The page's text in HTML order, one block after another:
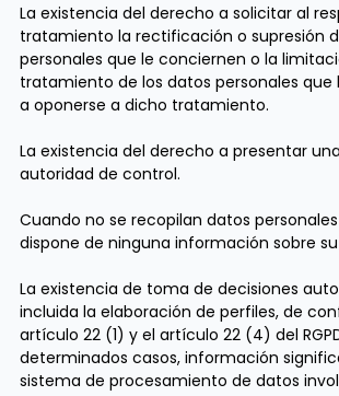
La existencia del derecho a solicitar al
tratamiento la rectificación o supresión
personales que le conciernen o la
tratamiento de los datos personales que
a oponerse a dicho tratamiento.
La existencia del derecho a presentar
autoridad de control.
Cuando no se recopilan datos
dispone de ninguna información sobre
La existencia de toma de decisiones
incluida la elaboración de perfiles, de
artículo 22 (1) y el artículo 22 (4) del
determinados casos, información
sistema de procesamiento de datos